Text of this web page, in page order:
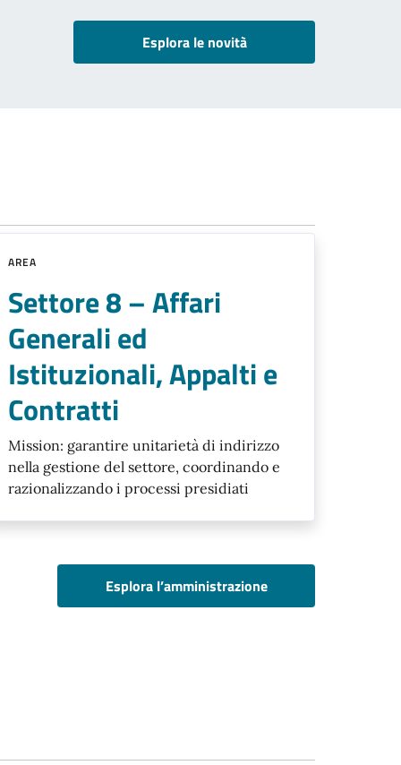
Esplora le novità
AREA
Settore 8 – Affari
Generali ed
Istituzionali, Appalti e
Contratti
Mission: garantire unitarietà di indirizzo
nella gestione del settore, coordinando e
razionalizzando i processi presidiati
Esplora l’amministrazione